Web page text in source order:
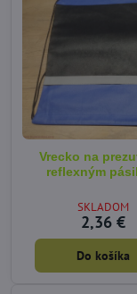
Vrecko na
reflexným
SKLADOM
2,36 €
Do košíka